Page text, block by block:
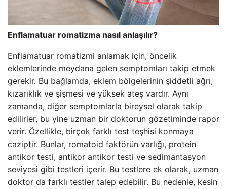
Enflamatuar romatizma nasıl anlaşılır?
Enflamatuar romatizmi anlamak için, öncelik
eklemlerinde meydana gelen semptomları takip etmek
gerekir. Bu bağlamda, eklem bölgelerinin şiddetli ağrı,
kızarıklık ve şişmesi ve yüksek ateş vardır. Aynı
zamanda, diğer semptomlarla bireysel olarak takip
edilirler, bu yine uzman bir doktorun gözetiminde rapor
verir. Özellikle, birçok farklı test teşhisi konmaya
caziptir. Bunlar, romatoid faktörün varlığı, protein
antikor testi, antikor antikor testi ve sedimantasyon
seviyesi gibi testleri içerir. Bu testlere ek olarak, uzman
doktor da farklı testler talep edebilir. Bu nedenle, kesin